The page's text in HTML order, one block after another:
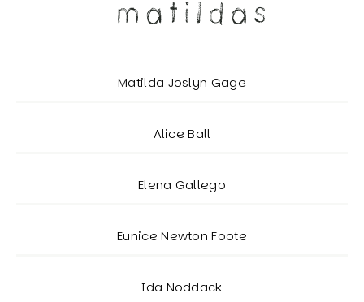
Matilda Joslyn Gage
Alice Ball
Elena Gallego
Eunice Newton Foote
Ida Noddack